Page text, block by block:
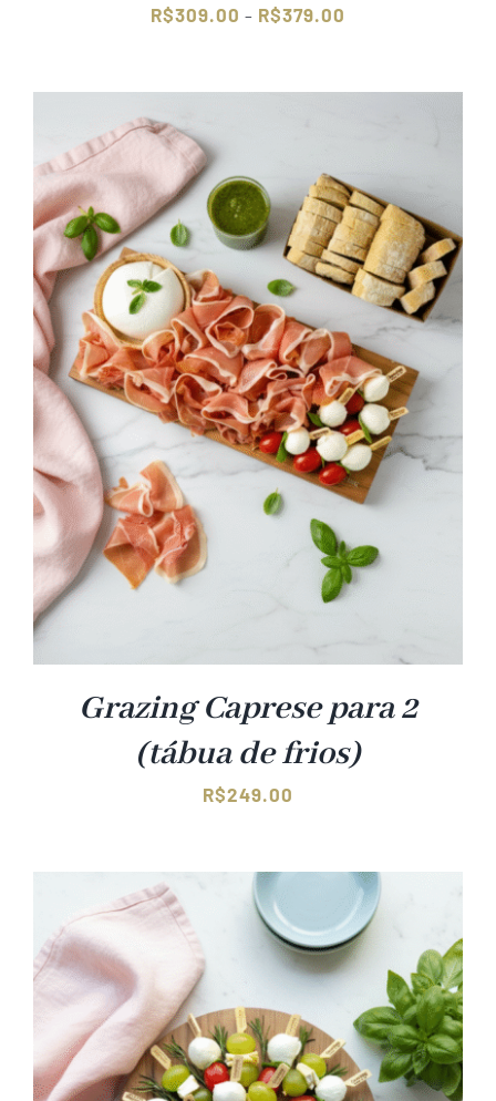
R$309.00 – R$379.00
Grazing Caprese para 2
(tábua de frios)
R$249.00